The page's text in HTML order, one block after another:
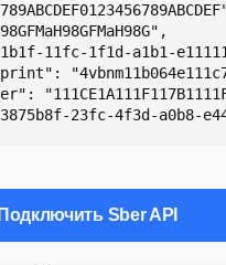
11fc-1f1d-a1b1-
23fc-4f3d-a0b8-
Подключить Sber API